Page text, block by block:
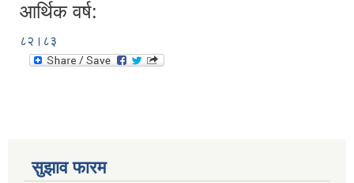
आर्थिक वर्ष:
८२।८३
सुझाव फारम